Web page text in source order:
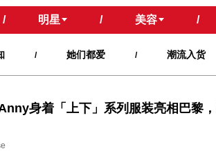
/ 明星 / 美容 /
/ 她们都爱 / 潮流入货
身着「上下」系列服装亮相巴黎